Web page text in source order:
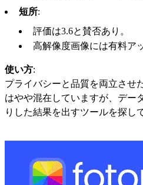
短所:
評価は3.6と賛否あり。
高解像度画像には有料ア
使い方:
プライバシーと品質を両立させ
はやや混在していますが、デー
りした結果を出すツールを探し